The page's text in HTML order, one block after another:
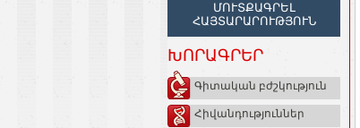
ՄՈՒՏՔԱԳՐԵԼ
ՀԱՅՏԱՐԱՐՈՒԹՅՈՒՆ
ԽՈՐԱԳՐԵՐ
Գիտական բժշկություն
Հիվանդություններ